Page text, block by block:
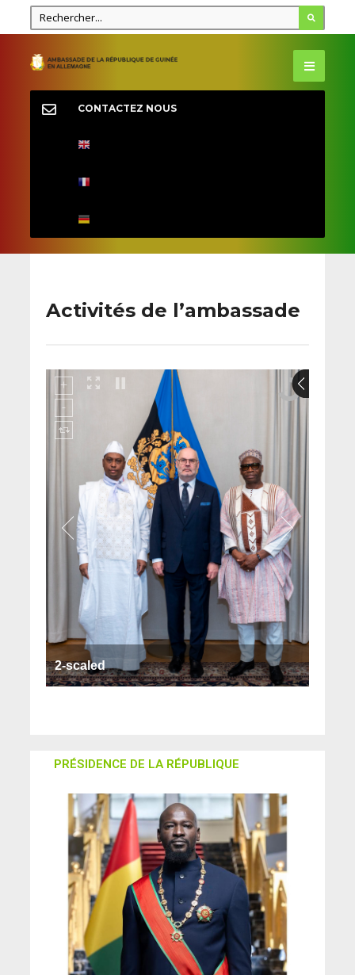
CONTACTEZ NOUS
Activités de l’ambassade
2-scaled
PRÉSIDENCE DE LA RÉPUBLIQUE